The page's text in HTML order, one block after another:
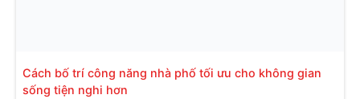
Cách bố trí công năng nhà phố tối ưu cho không gian
sống tiện nghi hơn